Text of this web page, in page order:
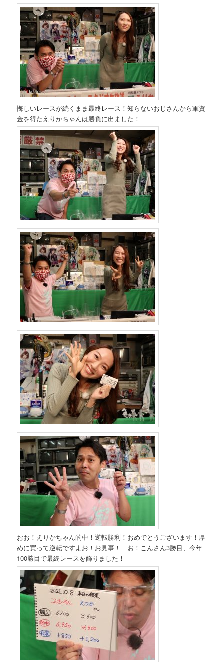
悔しいレースが続くまま最終レース！知らないおじさんから軍資
金を得たえりかちゃんは勝負に出ました！
おお！えりかちゃん的中！逆転勝利！おめでとうございます！厚
めに買って逆転ですよお！お見事！ お！こんさん3勝目、今年
100勝目で最終レースを飾りました！